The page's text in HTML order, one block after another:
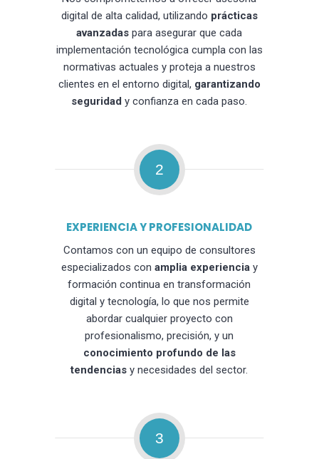
digital de alta calidad, utilizando prácticas
avanzadas para asegurar que cada
implementación tecnológica cumpla con las
normativas actuales y proteja a nuestros
clientes en el entorno digital, garantizando
seguridad y confianza en cada paso.
2
EXPERIENCIA Y PROFESIONALIDAD
Contamos con un equipo de consultores
especializados con amplia experienciay
formación continua en transformación
digital y tecnología, lo que nos permite
abordar cualquier proyecto con
profesionalismo, precisión, y un
conocimiento profundo de las
tendencias y necesidades del sector.
3